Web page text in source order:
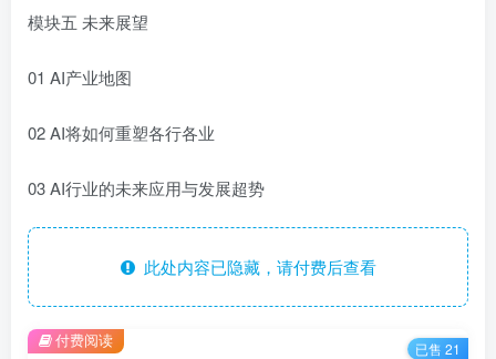
模块五 未来展望
01 AI产业地图
02 AI将如何重塑各行各业
03 AI行业的未来应用与发展超势
此处内容已隐藏，请付费后查看
付费阅读 已售 21